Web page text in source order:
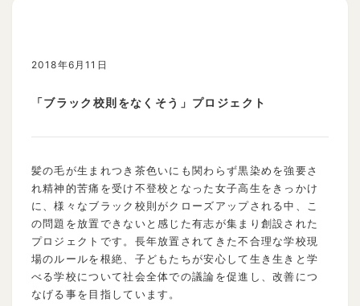
2018年6月11日
「ブラック校則をなくそう」プロジェクト
髪の毛が生まれつき茶色いにも関わらず黒染めを強要さ
れ精神的苦痛を受け不登校となった女子高生をきっかけ
に、様々なブラック校則がクローズアップされる中、こ
の問題を放置できないと感じた有志が集まり創設された
プロジェクトです。長年放置されてきた不合理な学校現
場のルールを根絶、子どもたちが安心して生き生きと学
べる学校について社会全体での議論を促進し、改善につ
なげる事を目指しています。